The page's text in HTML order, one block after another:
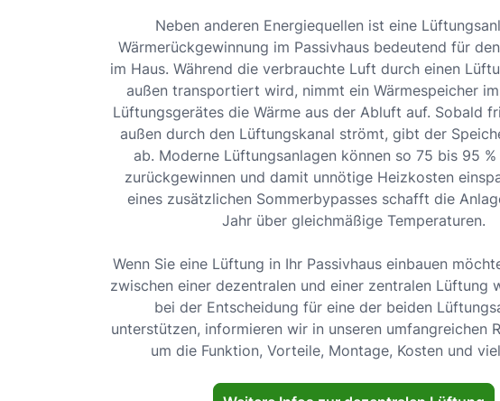
Neben anderen Energiequellen ist eine
Wärmerückgewinnung im Passivhaus bedeutend für
im Haus. Während die verbrauchte Luft durch einen
außen transportiert wird, nimmt ein Wärmespeicher
Lüftungsgerätes die Wärme aus der Abluft auf. Sobald
außen durch den Lüftungskanal strömt, gibt der
ab. Moderne Lüftungsanlagen können so 75 bis 95 %
zurückgewinnen und damit unnötige Heizkosten
eines zusätzlichen Sommerbypasses schafft die
Jahr über gleichmäßige Temperaturen.
Wenn Sie eine Lüftung in Ihr Passivhaus einbauen
zwischen einer dezentralen und einer zentralen Lüftung
bei der Entscheidung für eine der beiden
unterstützen, informieren wir in unseren umfangreichen
um die Funktion, Vorteile, Montage, Kosten und